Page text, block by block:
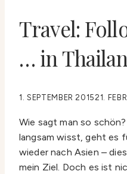
Travel:
… in
1. SEPTEMBER 201521.
Wie sagt man so
langsam wisst, geht es
wieder nach Asien –
mein Ziel. Doch es ist